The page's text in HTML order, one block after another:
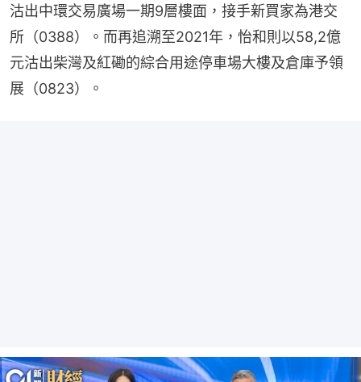
沽出中環交易廣場一期9層樓面，接手新買家為港交
所（0388）。而再追溯至2021年，怡和則以58,2億
元沽出柴灣及紅磡的綜合用途停車場大樓及倉庫予領
展（0823）。